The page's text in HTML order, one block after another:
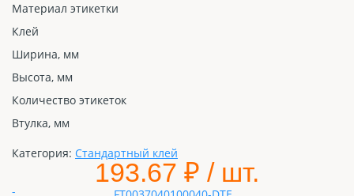
Материал этикетки
Клей
Ширина, мм
Высота, мм
Количество этикеток
Втулка, мм
Категория: Стандартный клей
193.67 ₽ / шт.
-